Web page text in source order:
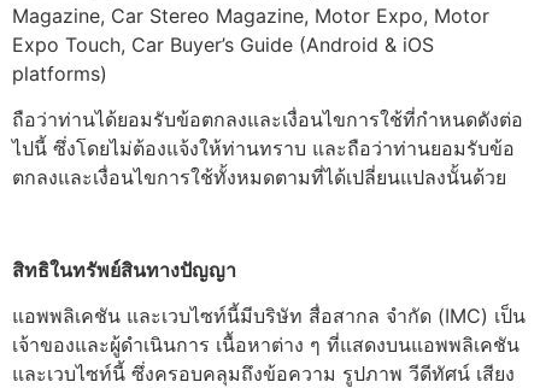
Magazine, Car Stereo Magazine, Motor Expo, Motor
Expo Touch, Car Buyer’s Guide (Android & iOS
platforms)
ถือว่าท่านได้ยอมรับข้อตกลงและเงื่อนไขการใช้ที่กำหนดดังต่อ
ไปนี้ ซึ่งโดยไม่ต้องแจ้งให้ท่านทราบ และถือว่าท่านยอมรับข้อ
ตกลงและเงื่อนไขการใช้ทั้งหมดตามที่ได้เปลี่ยนแปลงนั้นด้วย
สิทธิในทรัพย์สินทางปัญญา
แอพพลิเคชัน และเวบไซท์นี้มีบริษัท สื่อสากล จำกัด (IMC) เป็น
เจ้าของและผู้ดำเนินการ เนื้อหาต่าง ๆ ที่แสดงบนแอพพลิเคชัน
และเวบไซท์นี้ ซึ่งครอบคลุมถึงข้อความ รูปภาพ วีดีทัศน์ เสียง